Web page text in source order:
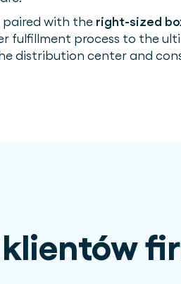
paired with the right-sized
fulfillment process to the
distribution center and